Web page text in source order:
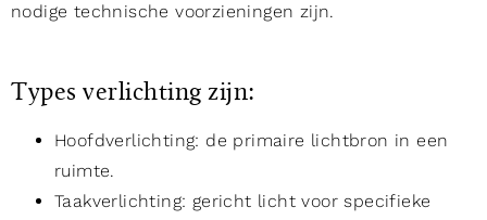
nodige technische voorzieningen zijn.
Types verlichting zijn:
Hoofdverlichting: de primaire lichtbron in een
ruimte.
Taakverlichting: gericht licht voor specifieke